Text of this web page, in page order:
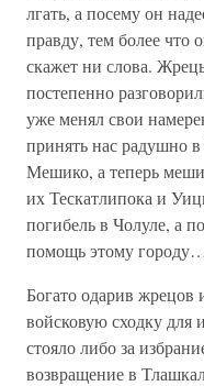
лгать, а посему он
правду, тем более что
скажет ни слова.
постепенно
уже менял свои
принять нас радушно
Мешико, а теперь
их Тескатлипока и
погибель в Чолуле, а
помощь этому городу…
Богато одарив жрецов
войсковую сходку
стояло либо за
возвращение в